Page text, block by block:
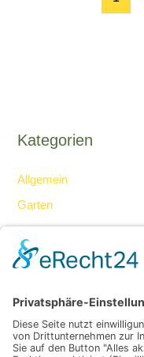
Kategorien
Allgemein
Garten
Haus
Lifestyle